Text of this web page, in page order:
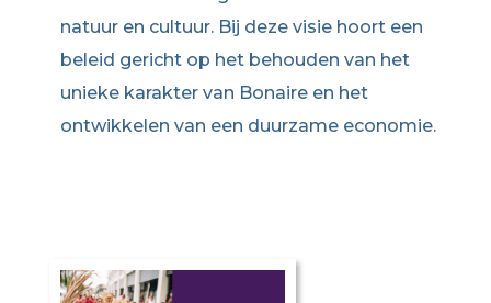
natuur en cultuur. Bij deze visie hoort een
beleid gericht op het behouden van het
unieke karakter van Bonaire en het
ontwikkelen van een duurzame economie.